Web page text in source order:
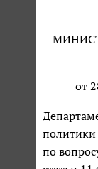
от
политики
по